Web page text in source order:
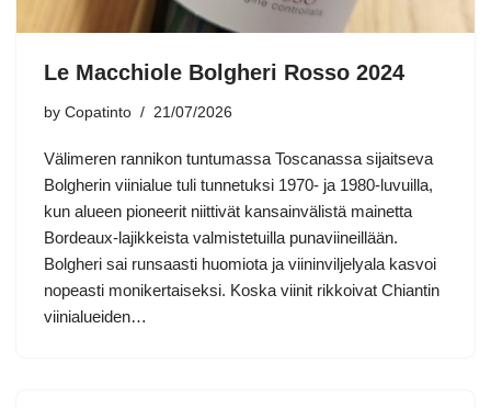
Le Macchiole Bolgheri Rosso 2024
by Copatinto 21/07/2026
Välimeren rannikon tuntumassa Toscanassa sijaitseva
Bolgherin viinialue tuli tunnetuksi 1970- ja 1980-luvuilla,
kun alueen pioneerit niittivät kansainvälistä mainetta
Bordeaux-lajikkeista valmistetuilla punaviineillään.
Bolgheri sai runsaasti huomiota ja viininviljelyala kasvoi
nopeasti monikertaiseksi. Koska viinit rikkoivat Chiantin
viinialueiden…